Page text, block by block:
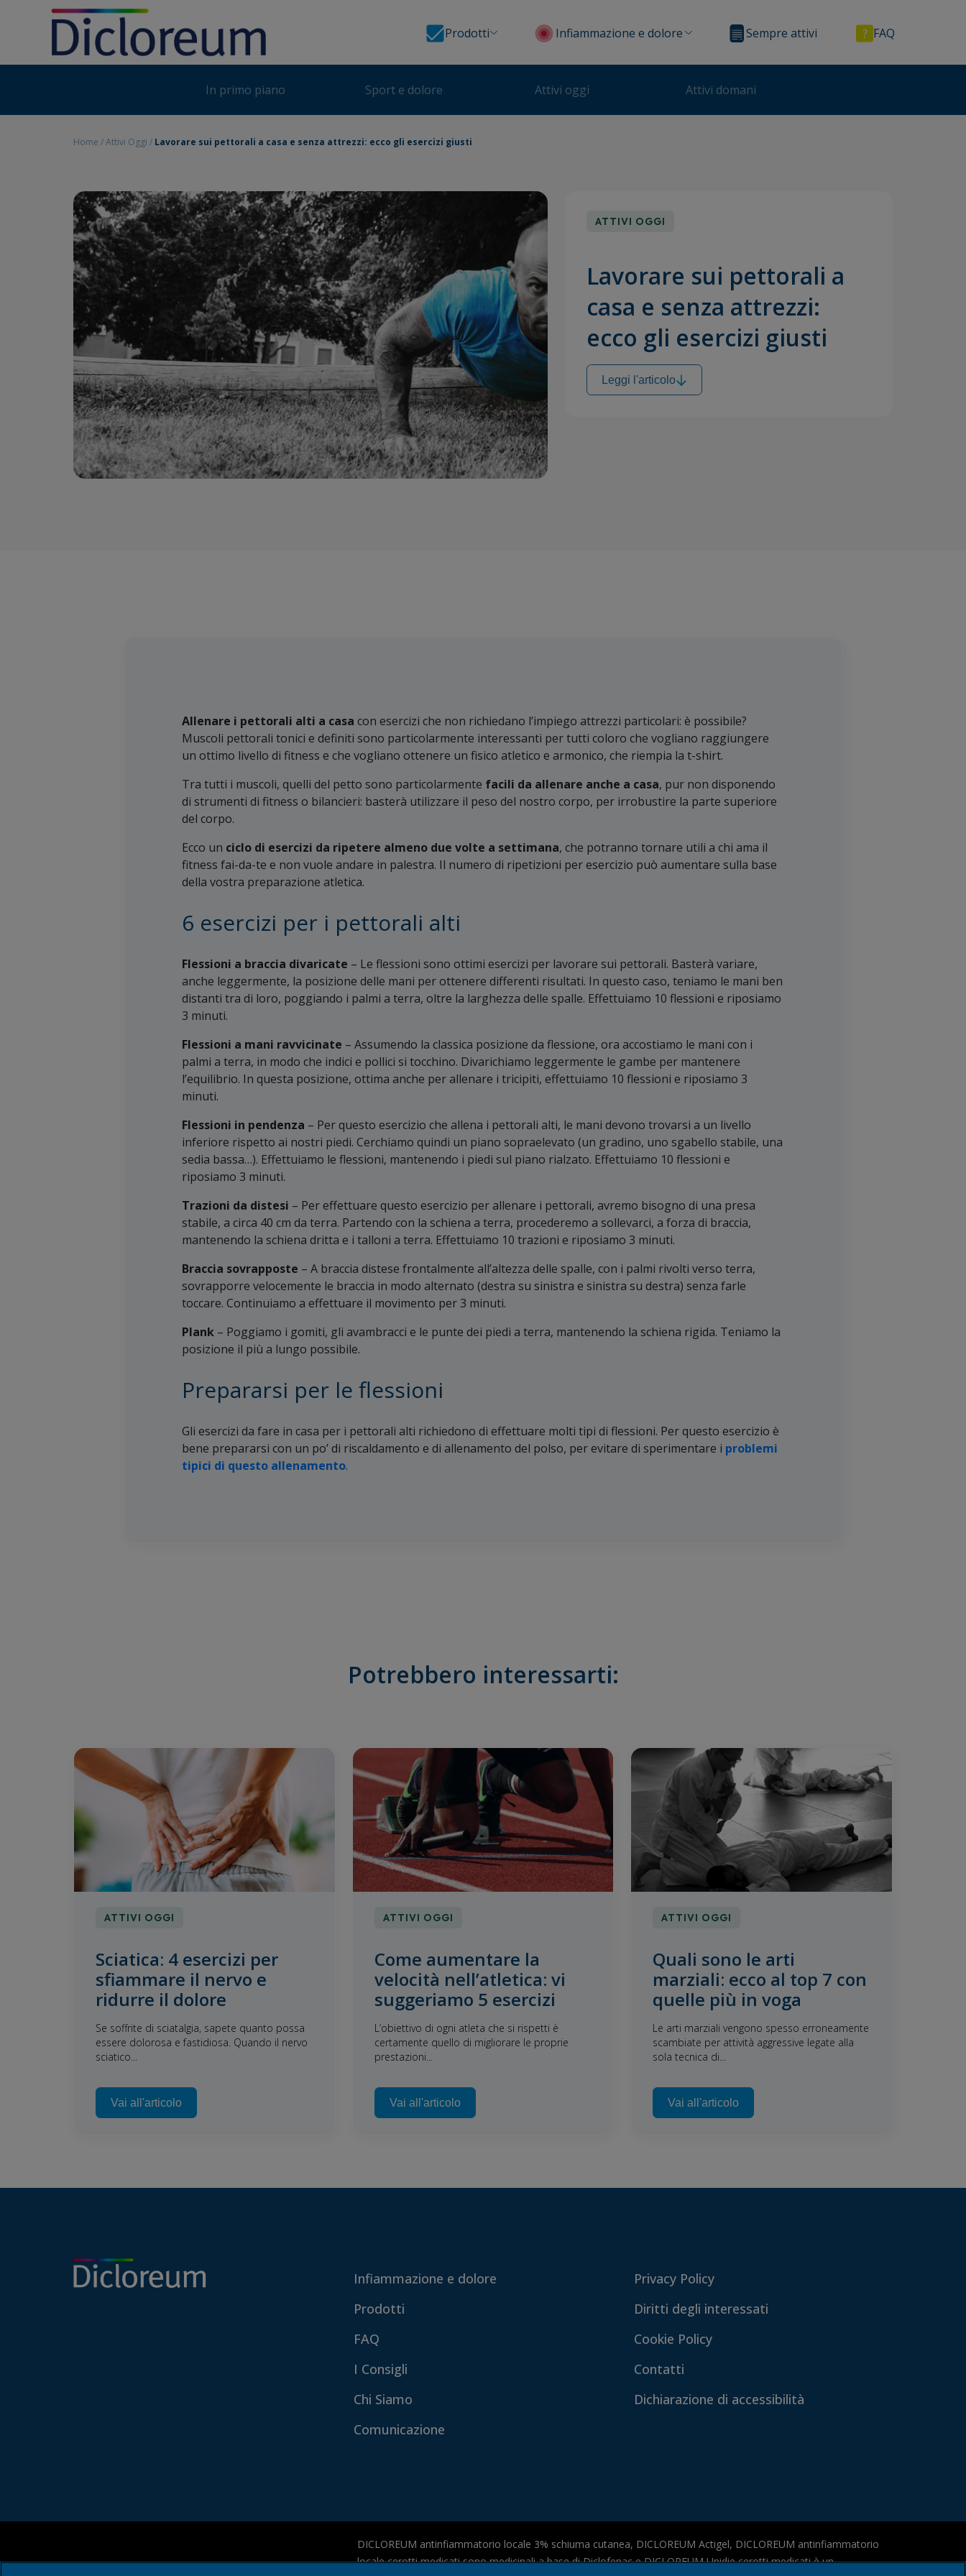
Prodotti Infiammazione e dolore Sempre attivi FAQ
In primo piano Sport e dolore Attivi oggi Attivi domani
Home /Attivi Oggi / Lavorare sui pettorali a casa e senza attrezzi: ecco gli esercizi giusti
ATTIVI OGGI
Lavorare sui pettorali a
casa e senza attrezzi:
ecco gli esercizi giusti
Leggi l'articolo
Allenare i pettorali alti a casa con esercizi che non richiedano l’impiego attrezzi particolari: è possibile?
Muscoli pettorali tonici e definiti sono particolarmente interessanti per tutti coloro che vogliano raggiungere
un ottimo livello di fitness e che vogliano ottenere un fisico atletico e armonico, che riempia la t-shirt.
Tra tutti i muscoli, quelli del petto sono particolarmente facili da allenare anche a casa, pur non disponendo
di strumenti di fitness o bilancieri: basterà utilizzare il peso del nostro corpo, per irrobustire la parte superiore
del corpo.
Ecco un ciclo di esercizi da ripetere almeno due volte a settimana, che potranno tornare utili a chi ama il
fitness fai-da-te e non vuole andare in palestra. Il numero di ripetizioni per esercizio può aumentare sulla base
della vostra preparazione atletica.
6 esercizi per i pettorali alti
Flessioni a braccia divaricate – Le flessioni sono ottimi esercizi per lavorare sui pettorali. Basterà variare,
anche leggermente, la posizione delle mani per ottenere differenti risultati. In questo caso, teniamo le mani ben
distanti tra di loro, poggiando i palmi a terra, oltre la larghezza delle spalle. Effettuiamo 10 flessioni e riposiamo
3 minuti.
Flessioni a mani ravvicinate – Assumendo la classica posizione da flessione, ora accostiamo le mani con i
palmi a terra, in modo che indici e pollici si tocchino. Divarichiamo leggermente le gambe per mantenere
l’equilibrio. In questa posizione, ottima anche per allenare i tricipiti, effettuiamo 10 flessioni e riposiamo 3
minuti.
Flessioni in pendenza – Per questo esercizio che allena i pettorali alti, le mani devono trovarsi a un livello
inferiore rispetto ai nostri piedi. Cerchiamo quindi un piano sopraelevato (un gradino, uno sgabello stabile, una
sedia bassa…). Effettuiamo le flessioni, mantenendo i piedi sul piano rialzato. Effettuiamo 10 flessioni e
riposiamo 3 minuti.
Trazioni da distesi – Per effettuare questo esercizio per allenare i pettorali, avremo bisogno di una presa
stabile, a circa 40 cm da terra. Partendo con la schiena a terra, procederemo a sollevarci, a forza di braccia,
mantenendo la schiena dritta e i talloni a terra. Effettuiamo 10 trazioni e riposiamo 3 minuti.
Braccia sovrapposte – A braccia distese frontalmente all’altezza delle spalle, con i palmi rivolti verso terra,
sovrapporre velocemente le braccia in modo alternato (destra su sinistra e sinistra su destra) senza farle
toccare. Continuiamo a effettuare il movimento per 3 minuti.
Plank – Poggiamo i gomiti, gli avambracci e le punte dei piedi a terra, mantenendo la schiena rigida. Teniamo la
posizione il più a lungo possibile.
Prepararsi per le flessioni
Gli esercizi da fare in casa per i pettorali alti richiedono di effettuare molti tipi di flessioni. Per questo esercizio è
bene prepararsi con un po’ di riscaldamento e di allenamento del polso, per evitare di sperimentare i problemi
tipici di questo allenamento.
Potrebbero interessarti:
ATTIVI OGGI
Sciatica: 4 esercizi per
sfiammare il nervo e
ridurre il dolore
Se soffrite di sciatalgia, sapete quanto possa
essere dolorosa e fastidiosa. Quando il nervo
sciatico...
Vai all'articolo
ATTIVI OGGI
Come aumentare la
velocità nell’atletica: vi
suggeriamo 5 esercizi
L’obiettivo di ogni atleta che si rispetti è
certamente quello di migliorare le proprie
prestazioni...
Vai all'articolo
ATTIVI OGGI
Quali sono le arti
marziali: ecco al top 7 con
quelle più in voga
Le arti marziali vengono spesso erroneamente
scambiate per attività aggressive legate alla
sola tecnica di...
Vai all'articolo
Infiammazione e dolore
Prodotti
FAQ
I Consigli
Chi Siamo
Comunicazione
Privacy Policy
Diritti degli interessati
Cookie Policy
Contatti
Dichiarazione di accessibilità
DICLOREUM antinfiammatorio locale 3% schiuma cutanea, DICLOREUM Actigel, DICLOREUM antinfiammatorio
locale cerotti medicati sono medicinali a base di Diclofenac e DICLOREUM Unidie cerotti medicati è un